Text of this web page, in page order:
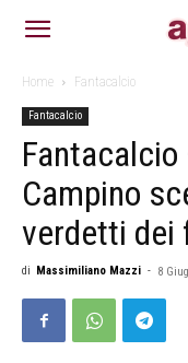
Home Fantacalcio
Fantacalcio
Campino
verdetti dei
di Massimiliano Mazzi - 8